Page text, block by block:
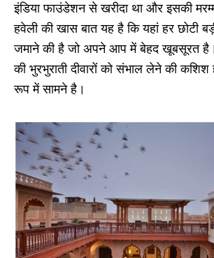
इंडिया फाउंडेशन से खरीदा था और इसकी
हवेली की खास बात यह है कि यहां हर छोटी
जमाने की है जो अपने आप में बेहद खूबसूरत है।
की भुरभुराती दीवारों को संभाल लेने की
रूप में सामने है।